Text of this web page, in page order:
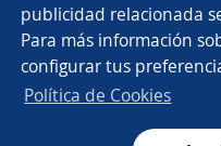
publicidad relacionada
Para más información
configurar tus
Política de Cookies
Asesor/a telefónico
Asesor/a comercial freelance
Buscar es
CT App